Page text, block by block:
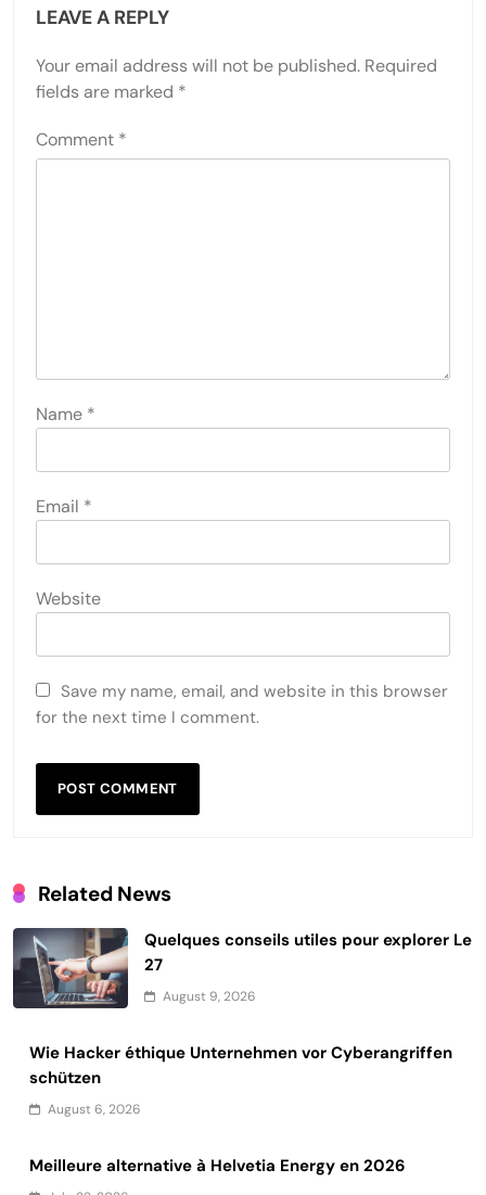
LEAVE A REPLY
Your email address will not be published. Required
fields are marked *
Comment *
Name *
Email *
Website
Save my name, email, and website in this browser
for the next time I comment.
Related News
Quelques conseils utiles pour explorer Le
27
August 9, 2026
Wie Hacker éthique Unternehmen vor Cyberangriffen
schützen
August 6, 2026
Meilleure alternative à Helvetia Energy en 2026